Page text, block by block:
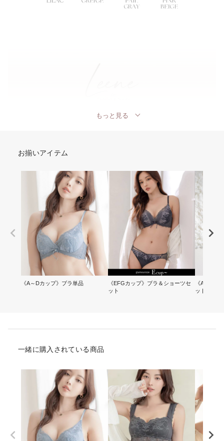
もっと見る
お揃いアイテム
《A～Dカップ》ブラ単品
《EFGカップ》ブラ＆ショーツセ
ット
《A～Dカ
ット
一緒に購入されている商品